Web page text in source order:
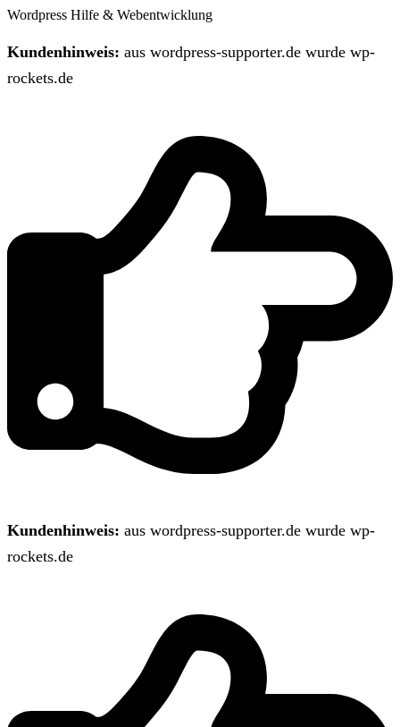
Wordpress Hilfe & Webentwicklung
Kundenhinweis: aus wordpress-supporter.de wurde wp-
rockets.de
Kundenhinweis: aus wordpress-supporter.de wurde wp-
rockets.de